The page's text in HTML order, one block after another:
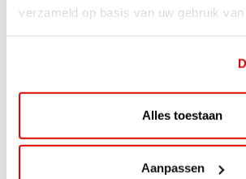
verzameld op basis van uw gebruik
Alles toestaan
Aanpassen